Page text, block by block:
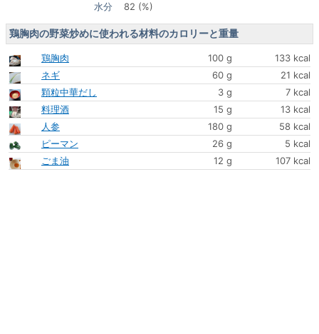
水分
82 (%)
鶏胸肉の野菜炒めに使われる材料のカロリーと重量
鶏胸肉 100 g
133 kcal
ネギ
60 g
21 kcal
顆粒中華だし
3 g
7 kcal
料理酒
15 g
13 kcal
人参
180 g
58 kcal
ピーマン
26 g
5 kcal
ごま油
12 g 107 kcal